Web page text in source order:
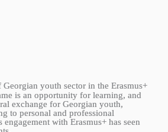
youth sector in the Erasmus+
is an opportunity for learning, and
exchange for Georgian youth,
to personal and professional
with Erasmus+ has seen